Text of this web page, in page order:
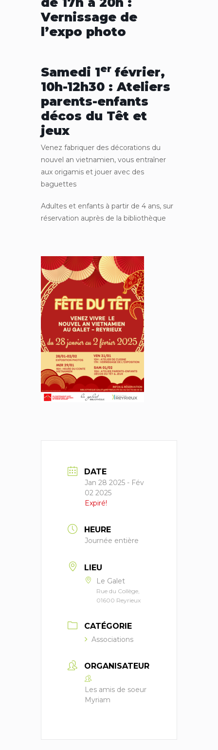
Vernissage de
l’expo photo
Samedi 1er février,
10h-12h30 : Ateliers
parents-enfants
décos du Têt et
jeux
Venez fabriquer des décorations du
nouvel an vietnamien, vous entraîner
aux origamis et jouer avec des
baguettes
Adultes et enfants à partir de 4 ans, sur
réservation auprès de la bibliothèque
DATE
Jan 28 2025 - Fév
02 2025
Expiré!
HEURE
Journée entière
LIEU
Le Galet
Rue du Collège,
01600 Reyrieux
CATÉGORIE
Associations
ORGANISATEUR
Les amis de soeur
Myriam